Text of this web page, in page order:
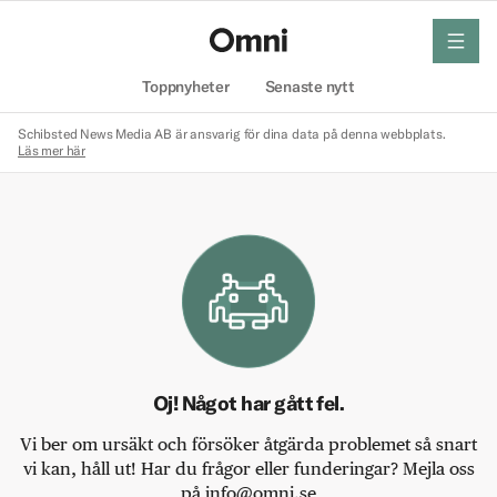
Toppnyheter Senaste nytt
meny
Schibsted News Media AB är ansvarig för dina data på denna webbplats.
Läs mer här
Oj! Något har gått fel.
Vi ber om ursäkt och försöker åtgärda problemet så snart
vi kan, håll ut! Har du frågor eller funderingar? Mejla oss